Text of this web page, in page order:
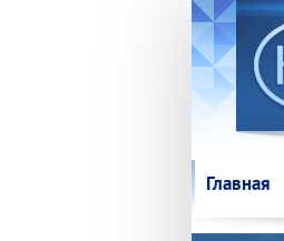
Главная
Главная